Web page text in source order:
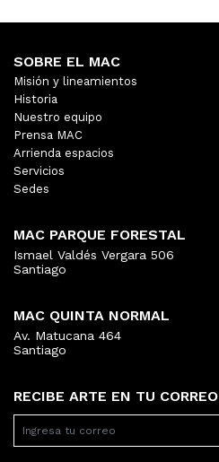
RECIBE ARTE EN TU CORREO
SOBRE EL MAC
Misión y lineamientos
Historia
Nuestro equipo
Prensa MAC
Arrienda espacios
Servicios
Sedes
MAC PARQUE FORESTAL
Ismael Valdés Vergara 506
Santiago
MAC QUINTA NORMAL
Av. Matucana 464
Santiago